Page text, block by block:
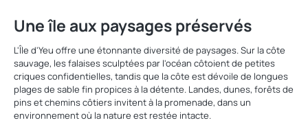
Une île aux paysages préservés
L'Île d'Yeu offre une étonnante diversité de paysages. Sur la côte
sauvage, les falaises sculptées par l'océan côtoient de petites
criques confidentielles, tandis que la côte est dévoile de longues
plages de sable fin propices à la détente. Landes, dunes, forêts de
pins et chemins côtiers invitent à la promenade, dans un
environnement où la nature est restée intacte.